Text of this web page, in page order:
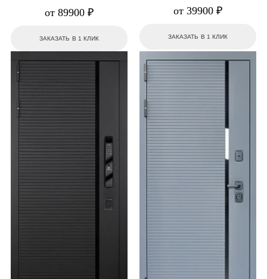
от 89900 ₽
ЗАКАЗАТЬ В 1 КЛИК
от 39900 ₽
ЗАКАЗАТЬ В 1 КЛИК